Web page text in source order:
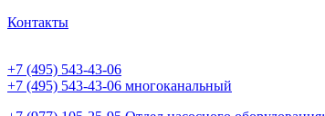
Контакты
+7 (495) 543-43-06
+7 (495) 543-43-06 многоканальный